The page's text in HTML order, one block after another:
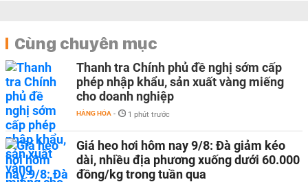
Cùng chuyên mục
Thanh tra Chính phủ đề nghị sớm cấp
phép nhập khẩu, sản xuất vàng miếng
cho doanh nghiệp
HÀNG HÓA - 1 phút trước
Giá heo hơi hôm nay 9/8: Đà giảm kéo
dài, nhiều địa phương xuống dưới 60.000
đồng/kg trong tuần qua